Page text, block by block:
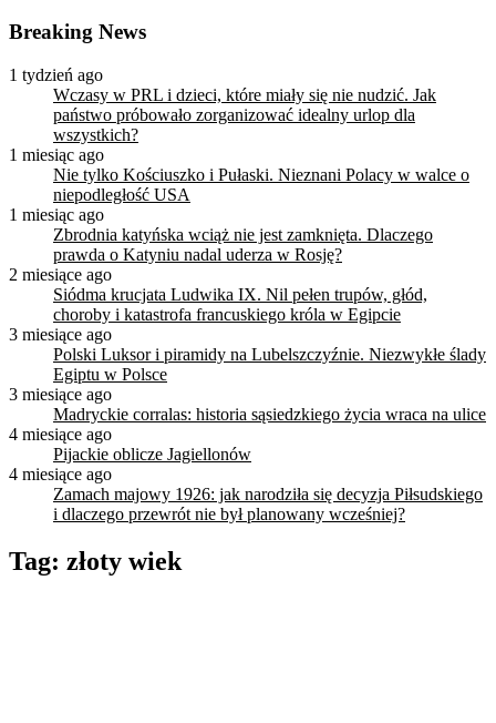
Breaking News
1 tydzień ago
Wczasy w PRL i dzieci, które miały się nie nudzić. Jak
państwo próbowało zorganizować idealny urlop dla
wszystkich?
1 miesiąc ago
Nie tylko Kościuszko i Pułaski. Nieznani Polacy w walce o
niepodległość USA
1 miesiąc ago
Zbrodnia katyńska wciąż nie jest zamknięta. Dlaczego
prawda o Katyniu nadal uderza w Rosję?
2 miesiące ago
Siódma krucjata Ludwika IX. Nil pełen trupów, głód,
choroby i katastrofa francuskiego króla w Egipcie
3 miesiące ago
Polski Luksor i piramidy na Lubelszczyźnie. Niezwykłe ślady
Egiptu w Polsce
3 miesiące ago
Madryckie corralas: historia sąsiedzkiego życia wraca na ulice
4 miesiące ago
Pijackie oblicze Jagiellonów
4 miesiące ago
Zamach majowy 1926: jak narodziła się decyzja Piłsudskiego
i dlaczego przewrót nie był planowany wcześniej?
Tag: złoty wiek